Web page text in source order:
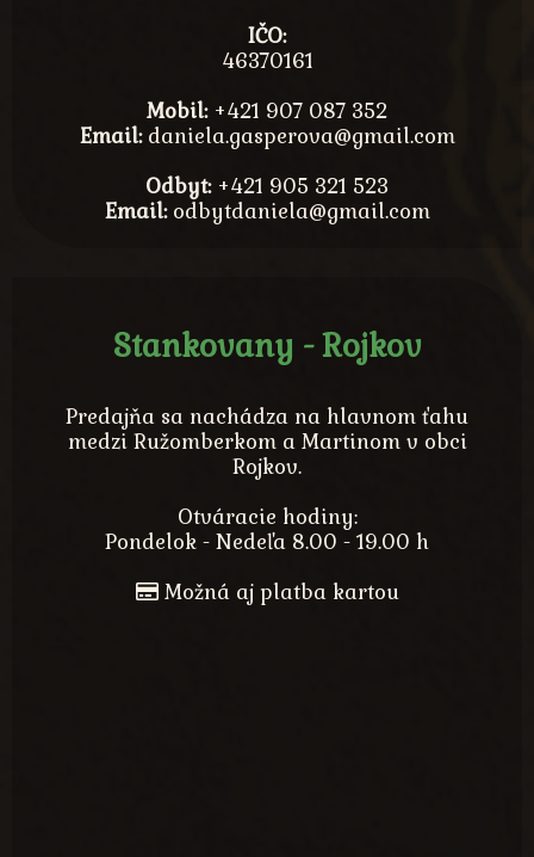
IČO:
46370161
Mobil:+421 907 087 352
Email:daniela.gasperova@gmail.com
Odbyt:+421 905 321 523
Email:odbytdaniela@gmail.com
Stankovany - Rojkov
Predajňa sa nachádza na hlavnom ťahu
medzi Ružomberkom a Martinom v obci
Rojkov.
Otváracie hodiny:
Pondelok - Nedeľa 8.00 - 19.00 h
Možná aj platba kartou